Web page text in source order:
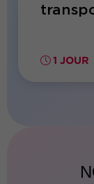
1 JOUR